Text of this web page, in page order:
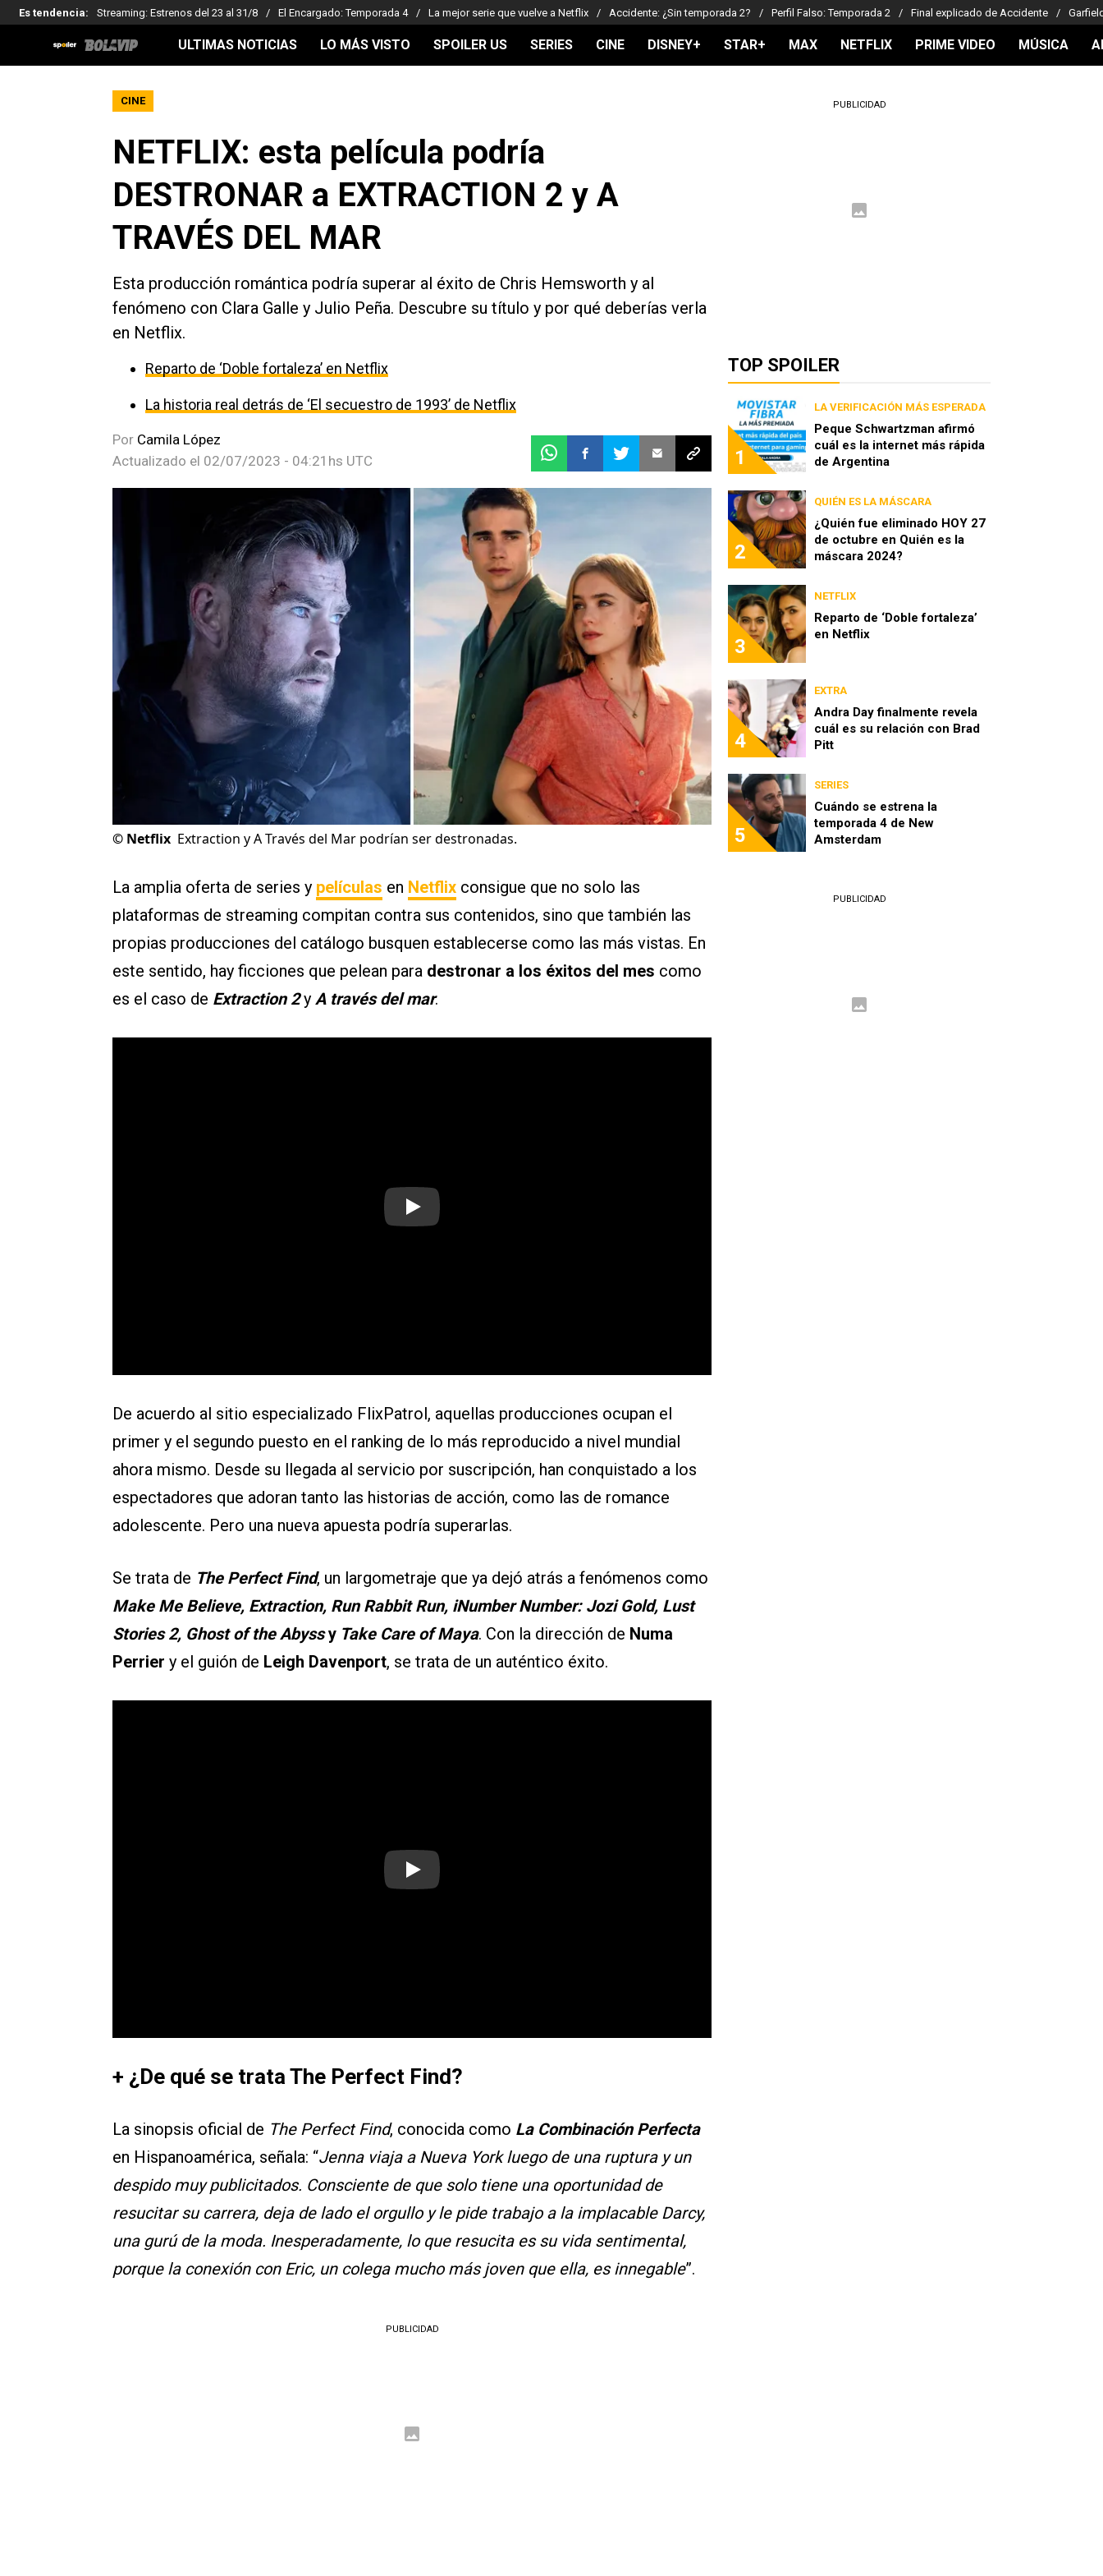
Es tendencia: Streaming: Estrenos del 23 al 31/8 El Encargado: Temporada 4 La mejor serie que vuelve a Netflix Accidente: ¿Sin temporada 2? Perfil Falso: Temporada 2 Final explicado de Accidente
ULTIMAS NOTICIAS LO MÁS VISTO SPOILER US SERIES CINE DISNEY+ STAR+ MAX NETFLIX PRIME VIDEO MÚSICA
CINE
NETFLIX: esta película podría
DESTRONAR a EXTRACTION 2 y A
TRAVÉS DEL MAR
Esta producción romántica podría superar al éxito de Chris Hemsworth y al
fenómeno con Clara Galle y Julio Peña. Descubre su título y por qué deberías verla
en Netflix.
Reparto de ‘Doble fortaleza’ en Netflix
La historia real detrás de ‘El secuestro de 1993’ de Netflix
Por Camila López
Actualizado el 02/07/2023 - 04:21hs UTC
© Netflix Extraction y A Través del Mar podrían ser destronadas.
La amplia oferta de series y películas en Netflix consigue que no solo las
plataformas de streaming compitan contra sus contenidos, sino que también las
propias producciones del catálogo busquen establecerse como las más vistas. En
este sentido, hay ficciones que pelean para destronar a los éxitos del mes como
es el caso de Extraction 2y A través del mar.
Play
De acuerdo al sitio especializado FlixPatrol, aquellas producciones ocupan el
primer y el segundo puesto en el ranking de lo más reproducido a nivel mundial
ahora mismo. Desde su llegada al servicio por suscripción, han conquistado a los
espectadores que adoran tanto las historias de acción, como las de romance
adolescente. Pero una nueva apuesta podría superarlas.
Se trata de The Perfect Find, un largometraje que ya dejó atrás a fenómenos como
Make Me Believe, Extraction, Run Rabbit Run, iNumber Number: Jozi Gold, Lust
Stories 2, Ghost of the Abyssy Take Care of Maya. Con la dirección de Numa
Perrier y el guión de Leigh Davenport, se trata de un auténtico éxito.
Play
+ ¿De qué se trata The Perfect Find?
La sinopsis oficial de The Perfect Find, conocida como La Combinación Perfecta
en Hispanoamérica, señala: “Jenna viaja a Nueva York luego de una ruptura y un
despido muy publicitados. Consciente de que solo tiene una oportunidad de
resucitar su carrera, deja de lado el orgullo y le pide trabajo a la implacable Darcy,
una gurú de la moda. Inesperadamente, lo que resucita es su vida sentimental,
porque la conexión con Eric, un colega mucho más joven que ella, es innegable”.
PUBLICIDAD
PUBLICIDAD
TOP SPOILER
1
LA VERIFICACIÓN MÁS ESPERADA
Peque Schwartzman afirmó
cuál es la internet más rápida
de Argentina
2
QUIÉN ES LA MÁSCARA
¿Quién fue eliminado HOY 27
de octubre en Quién es la
máscara 2024?
3
NETFLIX
Reparto de ‘Doble fortaleza’
en Netflix
4
EXTRA
Andra Day finalmente revela
cuál es su relación con Brad
Pitt
5
SERIES
Cuándo se estrena la
temporada 4 de New
Amsterdam
PUBLICIDAD